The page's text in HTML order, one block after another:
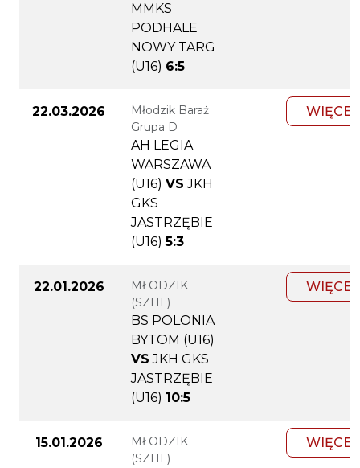
MMKS
PODHALE
NOWY TARG
(U16) 6:5
22.03.2026
Młodzik Baraż
Grupa D
AH LEGIA
WARSZAWA
(U16) VS JKH
GKS
JASTRZĘBIE
(U16) 5:3
WIĘCEJ
22.01.2026
MŁODZIK
(SZHL)
BS POLONIA
BYTOM (U16)
VS JKH GKS
JASTRZĘBIE
(U16) 10:5
WIĘCEJ
15.01.2026
MŁODZIK
(SZHL)
WIĘCEJ